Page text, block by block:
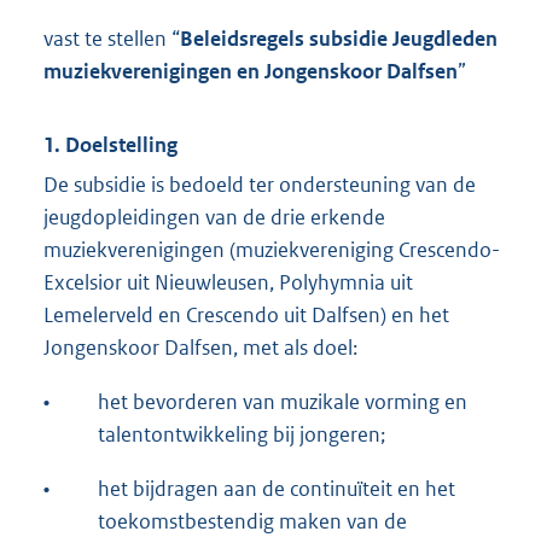
vast te stellen “Beleidsregels subsidie Jeugdleden
muziekverenigingen en Jongenskoor Dalfsen”
1. Doelstelling
De subsidie is bedoeld ter ondersteuning van de
jeugdopleidingen van de drie erkende
muziekverenigingen (muziekvereniging Crescendo-
Excelsior uit Nieuwleusen, Polyhymnia uit
Lemelerveld en Crescendo uit Dalfsen) en het
Jongenskoor Dalfsen, met als doel:
•
het bevorderen van muzikale vorming en
talentontwikkeling bij jongeren;
•
het bijdragen aan de continuïteit en het
toekomstbestendig maken van de